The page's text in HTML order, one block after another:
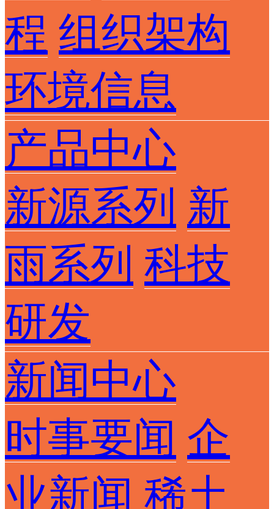
程 组织架构
环境信息
产品中心
新源系列 新
雨系列 科技
研发
新闻中心
时事要闻 企
业新闻 稀土